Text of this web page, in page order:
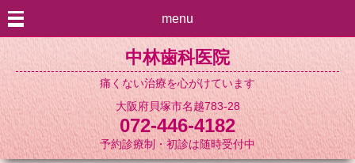
menu
中林歯科医院
痛くない治療を心がけています
大阪府貝塚市名越783-28
072-446-4182
予約診療制・初診は随時受付中